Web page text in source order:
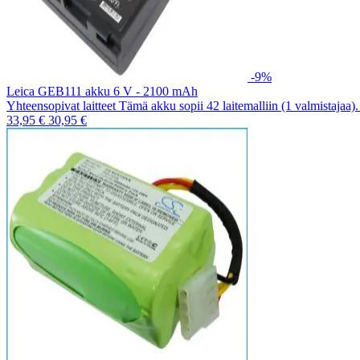
-9%
Leica GEB111 akku 6 V - 2100 mAh
Yhteensopivat laitteet Tämä akku sopii 42 laitemalliin (1
33,95 € 30,95 €